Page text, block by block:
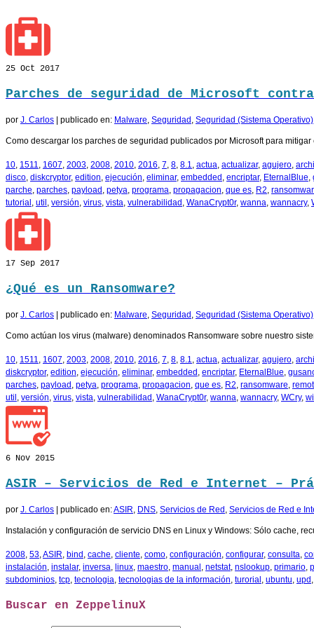
25 Oct 2017
Parches de seguridad de Microsoft contra
por J. Carlos publicado en: Malware, Seguridad , Seguridad (Sistema Operativo)
Como descargar los parches de seguridad publicados por Microsoft para
10, 1511, 1607, 2003, 2008, 2010, 2016, 7, 8, 8.1, actua, actualizar, agujero,
disco, diskcryptor, edition, ejecución, eliminar, embedded , encriptar, EternalBlue,
parche, parches, payload , petya, programa, propagacion, que es, R2,
tutorial , util , versión, virus, vista, vulnerabilidad , WanaCrypt0r, wanna, wannacry,
17 Sep 2017
¿Qué es un Ransomware?
por J. Carlos publicado en: Malware, Seguridad , Seguridad (Sistema Operativo)
Como actúan los virus (malware) denominados Ransomware sobre nuestro
10, 1511, 1607, 2003, 2008, 2010, 2016, 7, 8, 8.1, actua, actualizar, agujero,
diskcryptor, edition, ejecución, eliminar, embedded , encriptar, EternalBlue,
parches, payload , petya, programa, propagacion, que es, R2, ransomware,
util , versión, virus, vista, vulnerabilidad , WanaCrypt0r, wanna, wannacry, WCry,
6 Nov 2015
ASIR – Servicios de Red e Internet –
por J. Carlos | publicado en:ASIR DNS Servicios de Red Servicios de Red e
Instalación y configuración de servicio DNS en Linux y Windows: Sólo cache,
2008 53 ASIR bind cache cliente como configuración configurar, consulta
instalación instalar, inversa linux maestro manual netstat, nslookup primario
subdominios tcp tecnologia tecnologias de la información turorial ubuntu upd
Buscar en ZeppelinuX